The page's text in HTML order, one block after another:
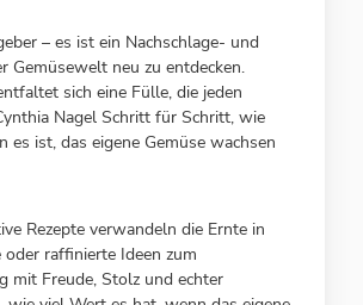
– es ist ein Nachschlage- und
Gemüsewelt neu zu entdecken.
sich eine Fülle, die jeden
Nagel Schritt für Schritt, wie
ist, das eigene Gemüse wachsen
Rezepte verwandeln die Ernte in
raffinierte Ideen zum
mit Freude, Stolz und echter